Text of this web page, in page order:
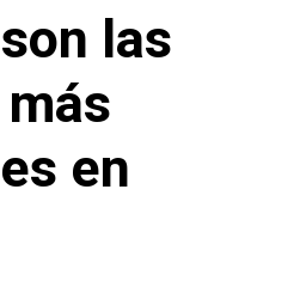
las
en